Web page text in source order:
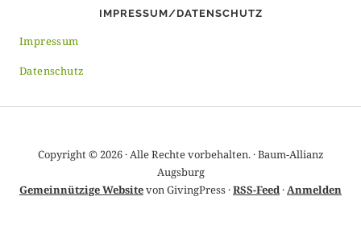
IMPRESSUM/DATENSCHUTZ
Impressum
Datenschutz
Copyright © 2026 · Alle Rechte vorbehalten. · Baum-Allianz
Augsburg
Gemeinnützige Websitevon GivingPress ·RSS-Feed·Anmelden